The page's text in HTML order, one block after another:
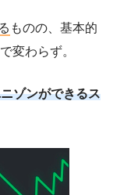
ものの、基本的
変わらず。
ゾンができるス